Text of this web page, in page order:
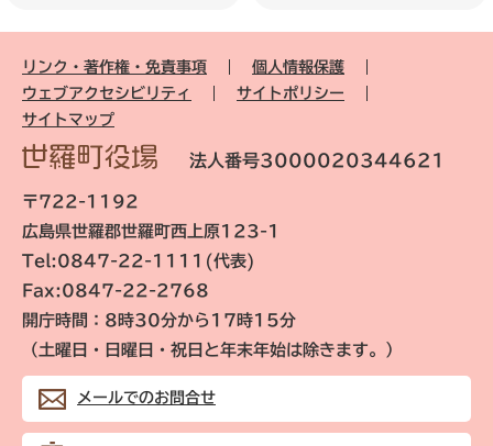
リンク・著作権・免責事項
個人情報保護
ウェブアクセシビリティ
サイトポリシー
サイトマップ
法人番号3000020344621
〒722-1192
広島県世羅郡世羅町西上原123-1
Tel:0847-22-1111(代表)
Fax:0847-22-2768
開庁時間：8時30分から17時15分
（土曜日・日曜日・祝日と年末年始は除きます。）
メールでのお問合せ